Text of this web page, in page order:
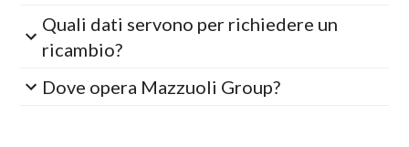
Quali dati servono per richiedere un
ricambio?
Dove opera Mazzuoli Group?